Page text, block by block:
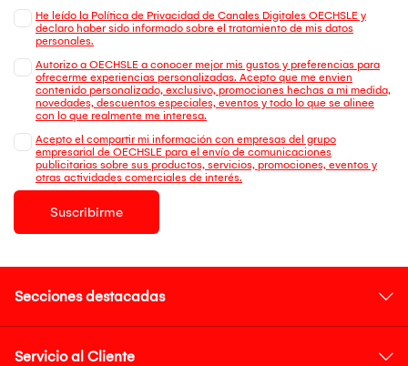
He leído la Política de Privacidad de Canales Digitales OECHSLE y
declaro haber sido informado sobre el tratamiento de mis datos
personales.
Autorizo a OECHSLE a conocer mejor mis gustos y preferencias para
ofrecerme experiencias personalizadas. Acepto que me envien
contenido personalizado, exclusivo, promociones hechas a mi medida,
novedades, descuentos especiales, eventos y todo lo que se alinee
con lo que realmente me interesa.
Acepto el compartir mi información con empresas del grupo
empresarial de OECHSLE para el envío de comunicaciones
publicitarias sobre sus productos, servicios, promociones, eventos y
otras actividades comerciales de interés.
Suscribirme
Secciones destacadas
Servicio al Cliente